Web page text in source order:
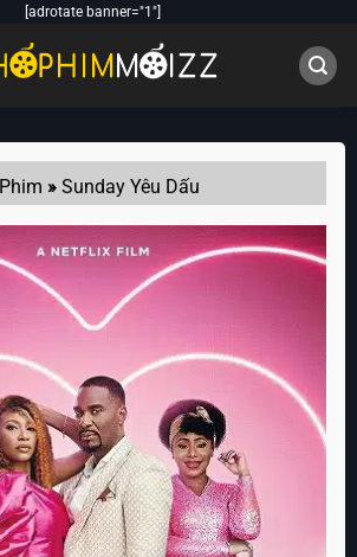
[adrotate banner="1"]
Phim »Sunday Yêu Dấu